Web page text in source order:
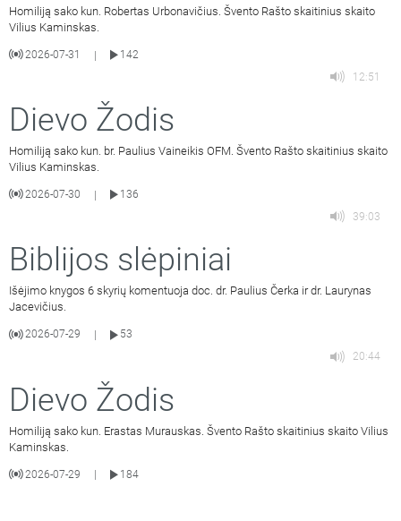
Homiliją sako kun. Robertas Urbonavičius. Švento Rašto skaitinius skaito
Vilius Kaminskas.
2026-07-31 |
142
12:51
Dievo Žodis
Homiliją sako kun. br. Paulius Vaineikis OFM. Švento Rašto skaitinius skaito
Vilius Kaminskas.
2026-07-30 |
136
39:03
Biblijos slėpiniai
Išėjimo knygos 6 skyrių komentuoja doc. dr. Paulius Čerka ir dr. Laurynas
Jacevičius.
2026-07-29
53
20:44
Dievo Žodis
Homiliją sako kun. Erastas Murauskas. Švento Rašto skaitinius skaito Vilius
Kaminskas.
2026-07-29 184